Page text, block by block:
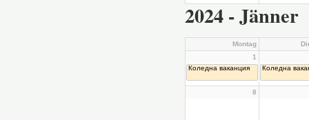
2024 - Jänner
Montag
1
Коледна ваканция
Коледна
8